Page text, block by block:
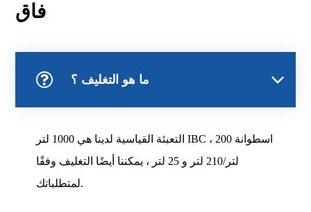
فاق
ما هو التغليف ؟
التعبئة القياسية لدينا هي 1000 لتر IBC ، اسطوانة 200
لتر/210 لتر و 25 لتر ، يمكننا أيضًا التغليف وفقًا
لمتطلباتك.